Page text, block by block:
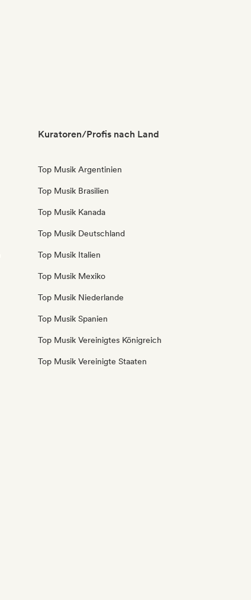
Kuratoren/Profis nach Land
Top Musik Argentinien
Top Musik Brasilien
Top Musik Kanada
Top Musik Deutschland
Top Musik Italien
Top Musik Mexiko
Top Musik Niederlande
Top Musik Spanien
Top Musik Vereinigtes Königreich
Top Musik Vereinigte Staaten